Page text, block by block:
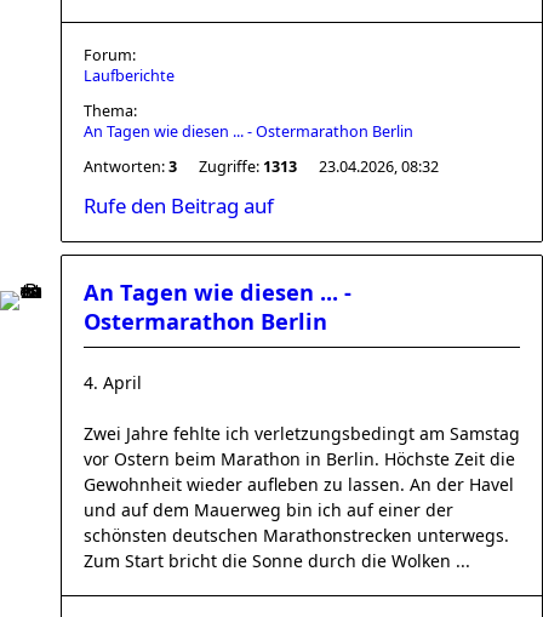
Forum:
Laufberichte
Thema:
An Tagen wie diesen ... - Ostermarathon Berlin
Antworten:3 Zugriffe: 1313 23.04.2026, 08:32
Rufe den Beitrag auf
An Tagen wie diesen ... -
Ostermarathon Berlin
4. April
Zwei Jahre fehlte ich verletzungsbedingt am Samstag
vor Ostern beim Marathon in Berlin. Höchste Zeit die
Gewohnheit wieder aufleben zu lassen. An der Havel
und auf dem Mauerweg bin ich auf einer der
schönsten deutschen Marathonstrecken unterwegs.
Zum Start bricht die Sonne durch die Wolken ...